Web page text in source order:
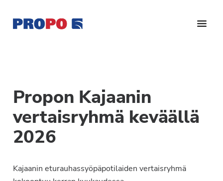
pääsisältöön
ensisijaiseen
sivupalkkiin
alatunnisteeseen
Suomen
eturauhassyöpäyhdistys
Ry
potilasjärjestö,
joka
on
perustettu
vuonna
Yhdistys
Propon Kajaanin
vertaisryhmä keväällä
2026
Kajaanin eturauhassyöpäpotilaiden vertaisryhmä